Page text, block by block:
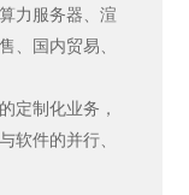
力服务器、渲
、国内贸易、
定制化业务，
软件的并行、